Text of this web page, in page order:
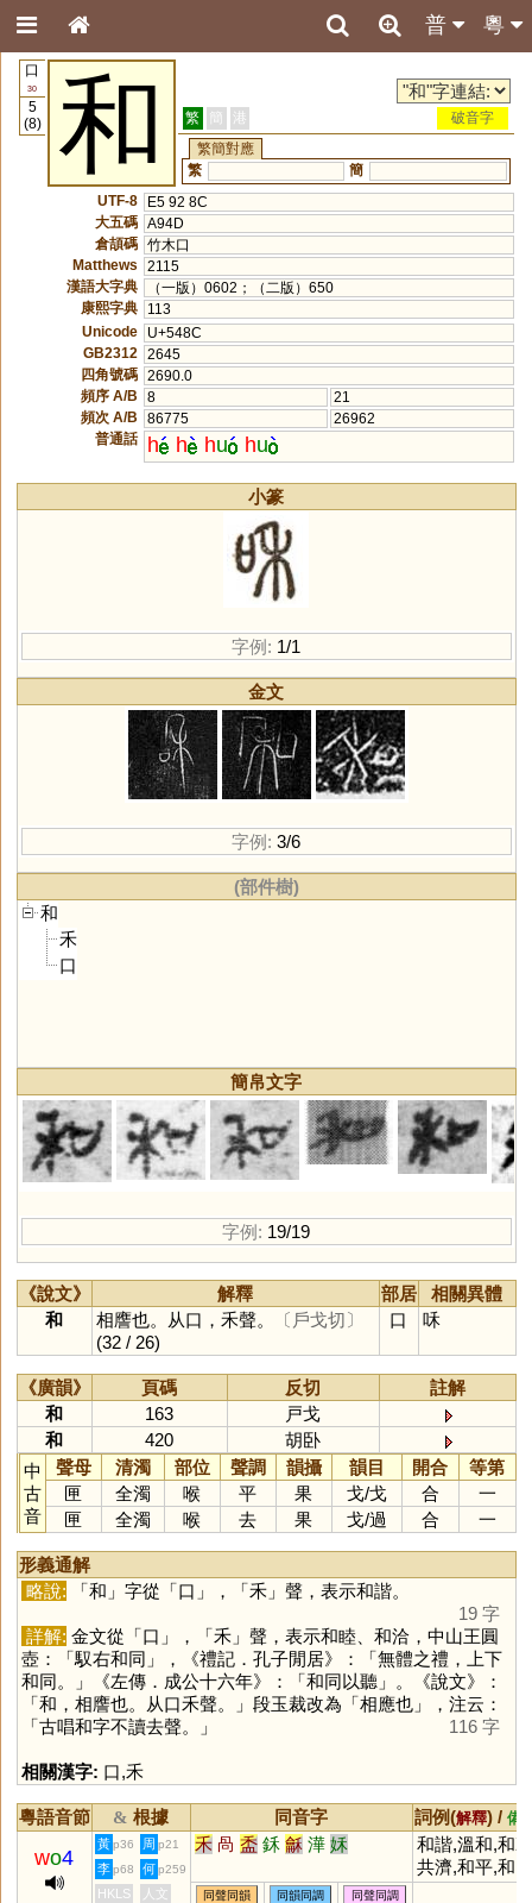
粵
普
口
30
5
(8)
和 繁 簡 港
破音字
繁簡對應
繁
簡
UTF-8
E5 92 8C
大五碼 A94D
倉頡碼 竹木口
Matthews
2115
漢語大字典
（一版）0602；（二版）650
康熙字典
113
Unicode
U+548C
GB2312
2645
四角號碼 2690.0
頻序 A/B
8
21
頻次 A/B
86775
26962
普通話
h h hu hu
小篆
字例: 1/1
金文
字例: 3/6
(部件樹)
和
禾
口
簡帛文字
字例: 19/19
《說文》 解釋 部居
相關異體
和
相譍也。从口，禾聲。
〔戶戈切〕
(32 / 26)
口 咊
《廣韻》 頁碼 反切
註解
和
163
戸戈
和
420
胡卧
中
古
音
聲母 清濁 部位 聲調 韻攝 韻目 開合
等第
匣
全濁 喉 平 果 戈/戈 合
一
匣
全濁 喉 去 果 戈/過 合 一
形義通解
略說: 「和 」字從「口 」，「禾」聲，表示和諧。
19 字
詳解: 金文從「口 」，「禾」聲，表示和睦、和洽，中山王圓
壺：「馭右和同」，《禮記．孔子閒居》：「無體之禮，上下
和同。」《左傳．成公十六年》：「和同以聽」。《說文》：
「和，相譍也。从口禾聲。」段玉裁改為「相應也」，注云：
「古唱和字不讀去聲。」
116 字
相關漢字: 口,禾
粵語音節 & 根據 同音字 詞例(解釋) / 備
wo4
黃 p36 周 p21 禾 咼 盉 鉌 龢 澕 姀
和諧,溫和,和衷
共濟,和平,和
氣,和煦,和睦,
李 p68 何 p259
HKLS 人文 同聲同韻 同韻同調 同聲同調